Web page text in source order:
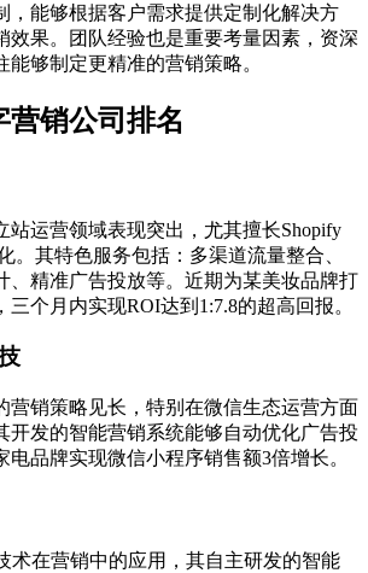
，能够根据客户需求提供定制化解决方
效果。团队经验也是重要考量因素，资深
够制定更精准的营销策略。
营销公司排名
站运营领域表现突出，尤其擅长Shopify
。其特色服务包括：多渠道流量整合、
、精准广告投放等。近期为某美妆品牌打
个月内实现ROI达到1:7.8的超高回报。
营销策略见长，特别在微信生态运营方面
开发的智能营销系统能够自动优化广告投
电品牌实现微信小程序销售额3倍增长。
术在营销中的应用，其自主研发的智能